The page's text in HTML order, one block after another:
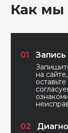
Как мы
01
на
02